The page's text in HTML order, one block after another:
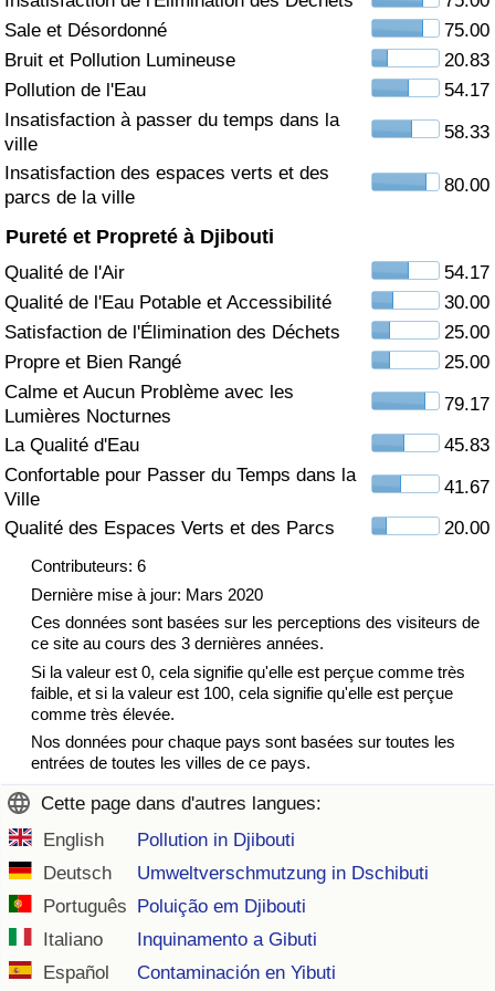
Sale et Désordonné
75.00
Bruit et Pollution Lumineuse
20.83
Pollution de l'Eau
54.17
Insatisfaction à passer du temps dans la
ville
58.33
Insatisfaction des espaces verts et des
parcs de la ville
80.00
Pureté et Propreté à Djibouti
Qualité de l'Air
54.17
Qualité de l'Eau Potable et Accessibilité
30.00
Satisfaction de l'Élimination des Déchets
25.00
Propre et Bien Rangé
25.00
Calme et Aucun Problème avec les
Lumières Nocturnes
79.17
La Qualité d'Eau
45.83
Confortable pour Passer du Temps dans la
Ville
41.67
Qualité des Espaces Verts et des Parcs
20.00
Contributeurs: 6
Dernière mise à jour: Mars 2020
Ces données sont basées sur les perceptions des visiteurs de
ce site au cours des 3 dernières années.
Si la valeur est 0, cela signifie qu'elle est perçue comme très
faible, et si la valeur est 100, cela signifie qu'elle est perçue
comme très élevée.
Nos données pour chaque pays sont basées sur toutes les
entrées de toutes les villes de ce pays.
Cette page dans d'autres langues:
English
Pollution in Djibouti
Deutsch
Umweltverschmutzung in Dschibuti
Português Poluição em Djibouti
Italiano
Inquinamento a Gibuti
Español
Contaminación en Yibuti
Soins de santé
Indice des soins de santé (Actuel)
Indice des soins de santé
Indice des soins de santé par Pays
Pollution
Indice de Pollution (Actuel)
Indice de pollution
Indice de Pollution par Pays
Trafic
Indice de Trafic (Actuel)